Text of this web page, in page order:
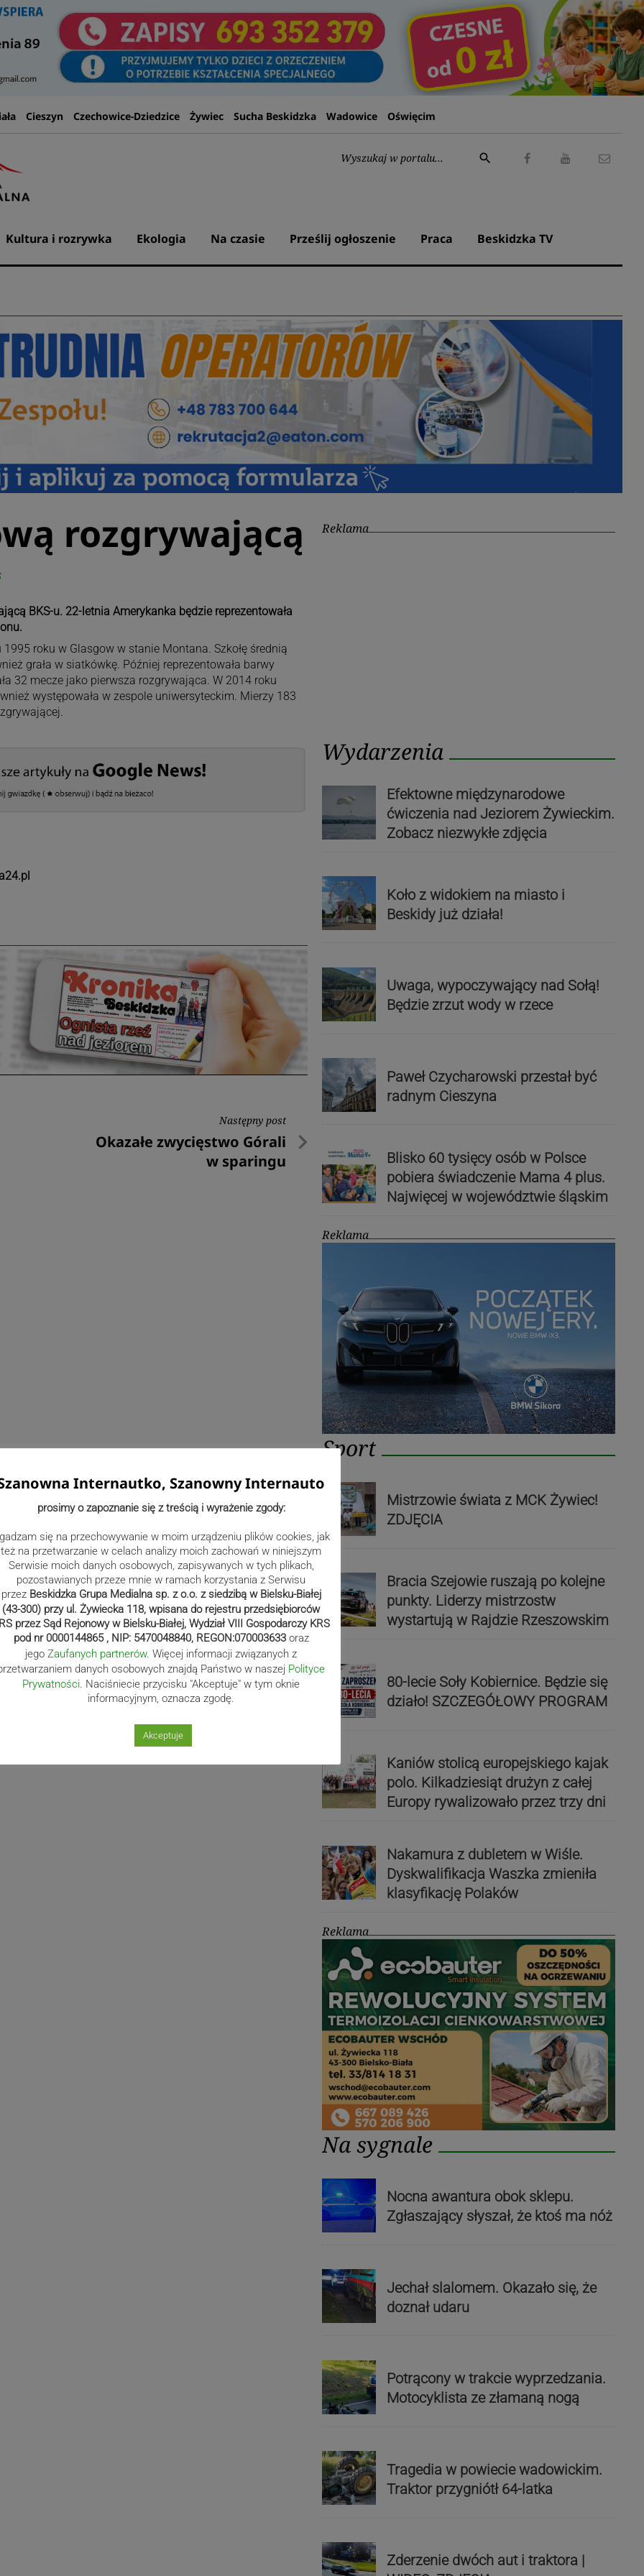
Cieszyn Czechowice-Dziedzice Żywiec Sucha Beskidzka Wadowice Oświęcim
Wyszukaj:
search
Kultura i rozrywka Ekologia Na czasie Prześlij ogłoszenie Praca Beskidzka TV
rozgrywającą
BKS-u. 22-letnia Amerykanka będzie reprezentowała
roku w Glasgow w stanie Montana. Szkołę średnią
grała w siatkówkę. Później reprezentowała barwy
32 mecze jako pierwsza rozgrywająca. W 2014 roku
występowała w zespole uniwersyteckim. Mierzy 183
Następny post
Następny
Okazałe zwycięstwo Górali
w sparingu
Reklama
Wydarzenia
Efektowne międzynarodowe
ćwiczenia nad Jeziorem Żywieckim.
Zobacz niezwykłe zdjęcia
Koło z widokiem na miasto i
Beskidy już działa!
Uwaga, wypoczywający nad Sołą!
Będzie zrzut wody w rzece
Paweł Czycharowski przestał być
radnym Cieszyna
Blisko 60 tysięcy osób w Polsce
pobiera świadczenie Mama 4 plus.
Najwięcej w województwie śląskim
Reklama
Sport
Mistrzowie świata z MCK Żywiec!
ZDJĘCIA
Bracia Szejowie ruszają po kolejne
punkty. Liderzy mistrzostw
wystartują w Rajdzie Rzeszowskim
80-lecie Soły Kobiernice. Będzie się
działo! SZCZEGÓŁOWY PROGRAM
Kaniów stolicą europejskiego kajak
polo. Kilkadziesiąt drużyn z całej
Europy rywalizowało przez trzy dni
Nakamura z dubletem w Wiśle.
Dyskwalifikacja Waszka zmieniła
klasyfikację Polaków
Reklama
Na sygnale
Nocna awantura obok sklepu.
Zgłaszający słyszał, że ktoś ma nóż
Jechał slalomem. Okazało się, że
doznał udaru
Potrącony w trakcie wyprzedzania.
Motocyklista ze złamaną nogą
Tragedia w powiecie wadowickim.
Traktor przygniótł 64-latka
Zderzenie dwóch aut i traktora |
Internautko, Szanowny Internauto
prosimy o zapoznanie się z treścią i wyrażenie zgody:
się na przechowywanie w moim urządzeniu plików cookies, jak
też na przetwarzanie w celach analizy moich zachowań w niniejszym
Serwisie moich danych osobowych, zapisywanych w tych plikach,
pozostawianych przeze mnie w ramach korzystania z Serwisu
przez Beskidzka Grupa Medialna sp. z o.o. z siedzibą w Bielsku-Białej
(43-300) przy ul. Żywiecka 118, wpisana do rejestru przedsiębiorców
przez Sąd Rejonowy w Bielsku-Białej, Wydział VIII Gospodarczy KRS
pod nr 0000144865 , NIP: 5470048840, REGON:070003633 oraz
jego Zaufanych partnerów. Więcej informacji związanych z
danych osobowych znajdą Państwo w naszej Polityce
Prywatności . Naciśniecie przycisku "Akceptuje" w tym oknie
informacyjnym, oznacza zgodę.
Akceptuje